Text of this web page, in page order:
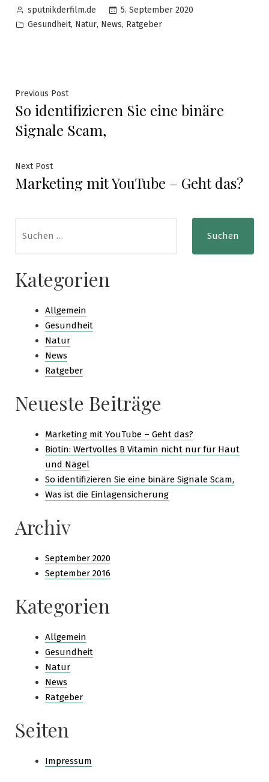
Posted
by
sputnikderfilm.de
5. September 2020
Posted
Gesundheit, Natur, News, Ratgeber
Beitragsnavigation
Previous PostPrevious
post:
So identifizieren Sie eine binäre
Signale Scam,
Next PostNext
post:
Marketing mit YouTube – Geht das?
nach:
Kategorien
Allgemein
Gesundheit
Natur
News
Ratgeber
Neueste Beiträge
Marketing mit YouTube – Geht das?
Biotin: Wertvolles B Vitamin nicht nur für Haut
und Nägel
So identifizieren Sie eine binäre Signale Scam,
Was ist die Einlagensicherung
Archiv
September 2020
September 2016
Kategorien
Allgemein
Gesundheit
Natur
News
Ratgeber
Seiten
Impressum